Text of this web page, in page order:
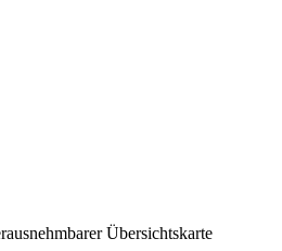
Übersichtskarte